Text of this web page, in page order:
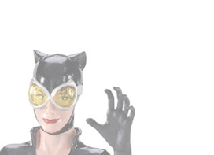
Toyllectible
Bendyfigs
de Catwoman
el popular personaje
Puedes mover tus
y piernas. Mide
19 cm. El
para fans de DC